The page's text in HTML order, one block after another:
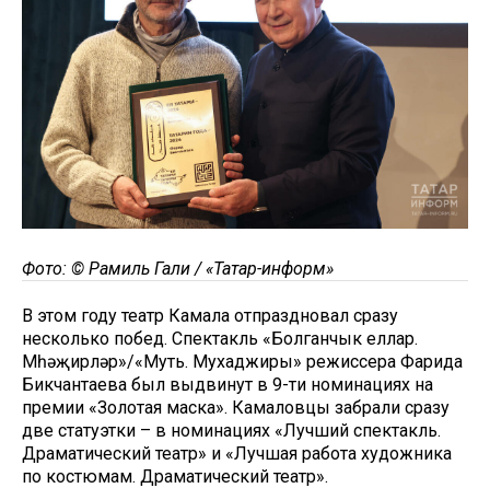
Фото: © Рамиль Гали / «Татар-информ»
В этом году театр Камала отпраздновал сразу
несколько побед. Спектакль «Болганчык еллар.
Мөһәҗирләр»/«Муть. Мухаджиры» режиссера Фарида
Бикчантаева был выдвинут в 9-ти номинациях на
премии «Золотая маска». Камаловцы забрали сразу
две статуэтки – в номинациях «Лучший спектакль.
Драматический театр» и «Лучшая работа художника
по костюмам. Драматический театр».